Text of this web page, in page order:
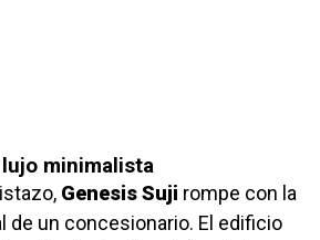
minimalista
Genesis Suji rompe con la
de un concesionario. El edificio